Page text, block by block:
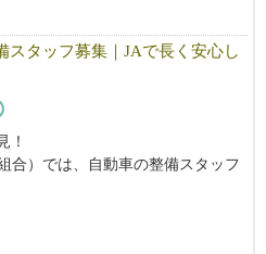
タッフ募集｜JAで長く安心し
！
合）では、自動車の整備スタッフ